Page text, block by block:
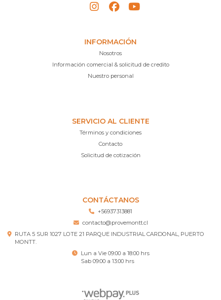
INFORMACIÓN
Nosotros
Información comercial & solicitud de credito
Nuestro personal
SERVICIO AL CLIENTE
Términos y condiciones
Contacto
Solicitud de cotización
CONTÁCTANOS
+56937313881
contacto@provemontt.cl
RUTA 5 SUR 1027 LOTE 21 PARQUE INDUSTRIAL CARDONAL, PUERTO
MONTT.
Lun a Vie 09:00 a 18:00 hrs
Sab 09:00 a 13:00 hrs